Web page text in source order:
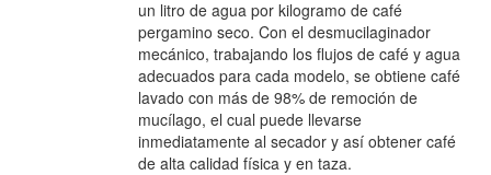
un litro de agua por kilogramo de café
pergamino seco. Con el desmucilaginador
mecánico, trabajando los flujos de café y agua
adecuados para cada modelo, se obtiene café
lavado con más de 98% de remoción de
mucílago, el cual puede llevarse
inmediatamente al secador y así obtener café
de alta calidad física y en taza.